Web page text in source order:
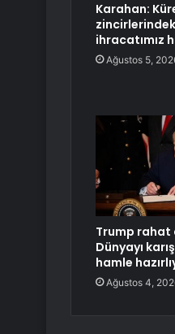
Karahan:
ihracatımız
Ağustos 5,
Trump rahat
Dünyayı
hamle
Ağustos 4,